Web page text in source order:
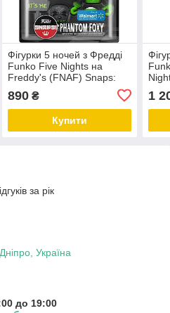
Фігурки 5 ночей з Фредді
Funko Five Nights на
Freddy's (FNAF) Snaps:
890₴
Купити
1
за рік
Україна
до 19:00